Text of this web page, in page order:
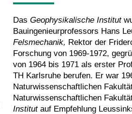
Das Geophysikalische Institut
Bauingenieurprofessors Hans
Felsmechanik, Rektor der
Forschung von 1969-1972,
von 1964 bis 1971 als erster
TH Karlsruhe berufen. Er war
Naturwissenschaftlichen
Naturwissenschaftlichen
Institutauf Empfehlung